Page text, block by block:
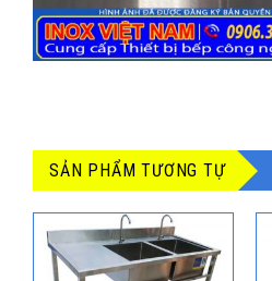
SẢN PHẨM TƯƠNG TỰ